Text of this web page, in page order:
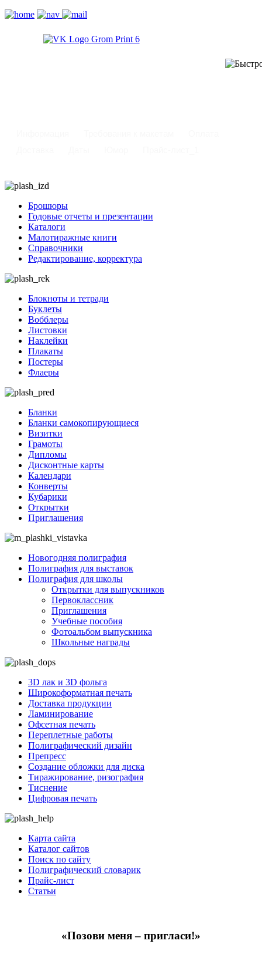
Брошюры
Годовые отчеты и презентации
Каталоги
Малотиражные книги
Справочники
Редактирование, корректура
Блокноты и тетради
Буклеты
Вобблеры
Листовки
Наклейки
Плакаты
Постеры
Флаеры
Бланки
Бланки самокопирующиеся
Визитки
Грамоты
Дипломы
Дисконтные карты
Календари
Конверты
Кубарики
Открытки
Приглашения
Новогодняя полиграфия
Полиграфия для выставок
Полиграфия для школы
Открытки для выпускников
Первоклассник
Приглашения
Учебные пособия
Фотоальбом выпускника
Школьные награды
3D лак и 3D фольга
Широкоформатная печать
Доставка продукции
Ламинирование
Офсетная печать
Переплетные работы
Полиграфический дизайн
Препресс
Создание обложки для диска
Тиражирование, ризография
Тиснение
Цифровая печать
Карта сайта
Каталог сайтов
Поиск по сайту
Полиграфический словарик
Прайс-лист
Статьи
«Позови меня – пригласи!»